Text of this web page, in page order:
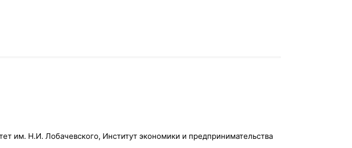
им. Н.И. Лобачевского, Институт экономики и предпринимательства